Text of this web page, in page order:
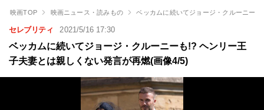
映画TOP 映画ニュース・読みもの ベッカムに続いてジョージ・クルーニー
セレブリティ 2021/5/16 17:30
ベッカムに続いてジョージ・クルーニーも!? ヘンリー王
子夫妻とは親しくない発言が再燃(画像4/5)